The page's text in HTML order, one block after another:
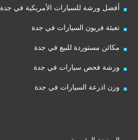
أفضل ورشة للسيارات الأمريكية في جدة
تعبئة فريون السيارات في جدة
مكائن مستوردة للبيع في جدة
ورشة فحص سيارات في جدة
وزن اذرعة السيارات في جدة